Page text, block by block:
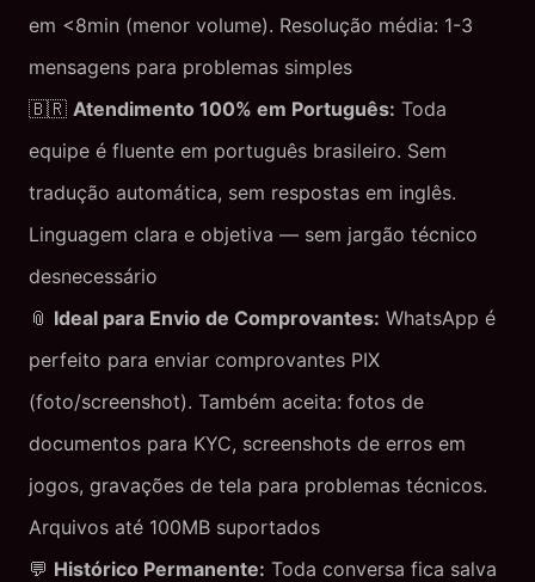
em <8min (menor volume). Resolução média: 1-3
mensagens para problemas simples
🇧🇷 Atendimento 100% em Português: Toda
equipe é fluente em português brasileiro. Sem
tradução automática, sem respostas em inglês.
Linguagem clara e objetiva — sem jargão técnico
desnecessário
📎 Ideal para Envio de Comprovantes: WhatsApp é
perfeito para enviar comprovantes PIX
(foto/screenshot). Também aceita: fotos de
documentos para KYC, screenshots de erros em
jogos, gravações de tela para problemas técnicos.
Arquivos até 100MB suportados
💬 Histórico Permanente: Toda conversa fica salva